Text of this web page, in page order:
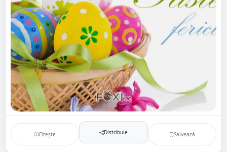
Citește Distribuie Salvează